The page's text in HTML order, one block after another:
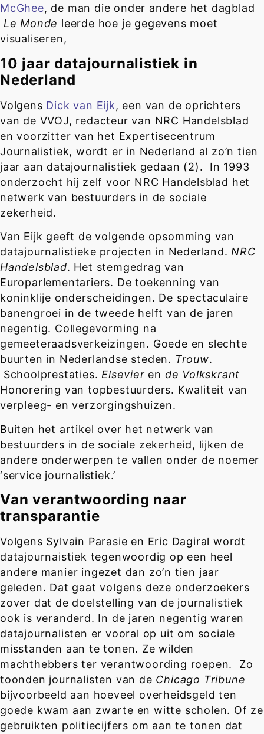
McGhee, de man die onder andere het dagblad
Le Monde leerde hoe je gegevens moet
visualiseren,
10 jaar datajournalistiek in
Nederland
Volgens Dick van Eijk, een van de oprichters
van de VVOJ, redacteur van NRC Handelsblad
en voorzitter van het Expertisecentrum
Journalistiek, wordt er in Nederland al zo’n tien
jaar aan datajournalistiek gedaan (2). In 1993
onderzocht hij zelf voor NRC Handelsblad het
netwerk van bestuurders in de sociale
zekerheid.
Van Eijk geeft de volgende opsomming van
datajournalistieke projecten in Nederland.NRC
Handelsblad. Het stemgedrag van
Europarlementariers. De toekenning van
koninklije onderscheidingen. De spectaculaire
banengroei in de tweede helft van de jaren
negentig. Collegevorming na
gemeeteraadsverkeizingen. Goede en slechte
buurten in Nederlandse steden. Trouw.
Schoolprestaties.Elsevier en de Volkskrant
Honorering van topbestuurders. Kwaliteit van
verpleeg- en verzorgingshuizen.
Buiten het artikel over het netwerk van
bestuurders in de sociale zekerheid, lijken de
andere onderwerpen te vallen onder de noemer
‘service journalistiek.’
Van verantwoording naar
transparantie
Volgens Sylvain Parasie en Eric Dagiral wordt
datajournaistiek tegenwoordig op een heel
andere manier ingezet dan zo’n tien jaar
geleden. Dat gaat volgens deze onderzoekers
zover dat de doelstelling van de journalistiek
ook is veranderd. In de jaren negentig waren
datajournalisten er vooral op uit om sociale
misstanden aan te tonen. Ze wilden
machthebbers ter verantwoording roepen. Zo
toonden journalisten van de Chicago Tribune
bijvoorbeeld aan hoeveel overheidsgeld ten
goede kwam aan zwarte en witte scholen. Of ze
gebruikten politiecijfers om aan te tonen dat